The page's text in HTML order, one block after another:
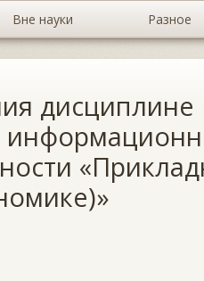
Вне науки Разное
дисциплине